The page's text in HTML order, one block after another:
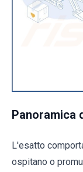
Panoramica
L'esatto
ospitano o